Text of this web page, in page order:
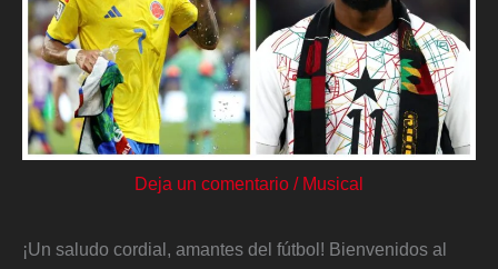
Deja un comentario / Musical
¡Un saludo cordial, amantes del fútbol! Bienvenidos al